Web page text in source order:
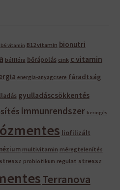
b6 vitamin B12 vitamin bionutri
bélflóra bőrápolás cink c vitamin
energia-anyagcsere fáradtság
gyulladáscsökkentés
immunrendszer keringés
liofilizált
multivitamin méregtelenítés
probiotikum regulat stressz
Terranova